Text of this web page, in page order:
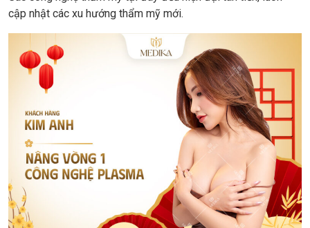
cập nhật các xu hướng thẩm mỹ mới.